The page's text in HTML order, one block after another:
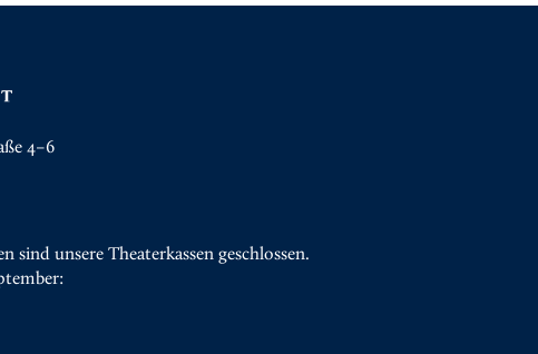
4–6
sind unsere Theaterkassen geschlossen.